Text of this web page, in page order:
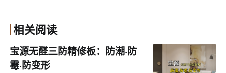
相关阅读
宝源无醛三防精修板：防潮·防
霉·防变形